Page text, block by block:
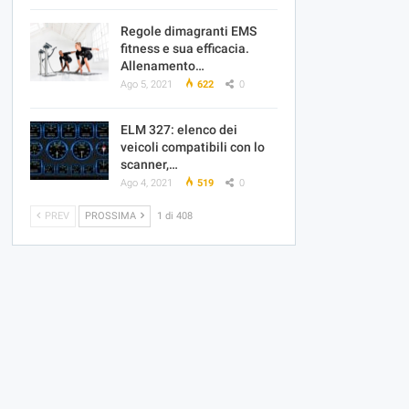
Regole dimagranti EMS
fitness e sua efficacia.
Allenamento…
Ago 5, 2021 622 0
ELM 327: elenco dei
veicoli compatibili con lo
scanner,…
Ago 4, 2021 519 0
PREV PROSSIMA 1 di 408